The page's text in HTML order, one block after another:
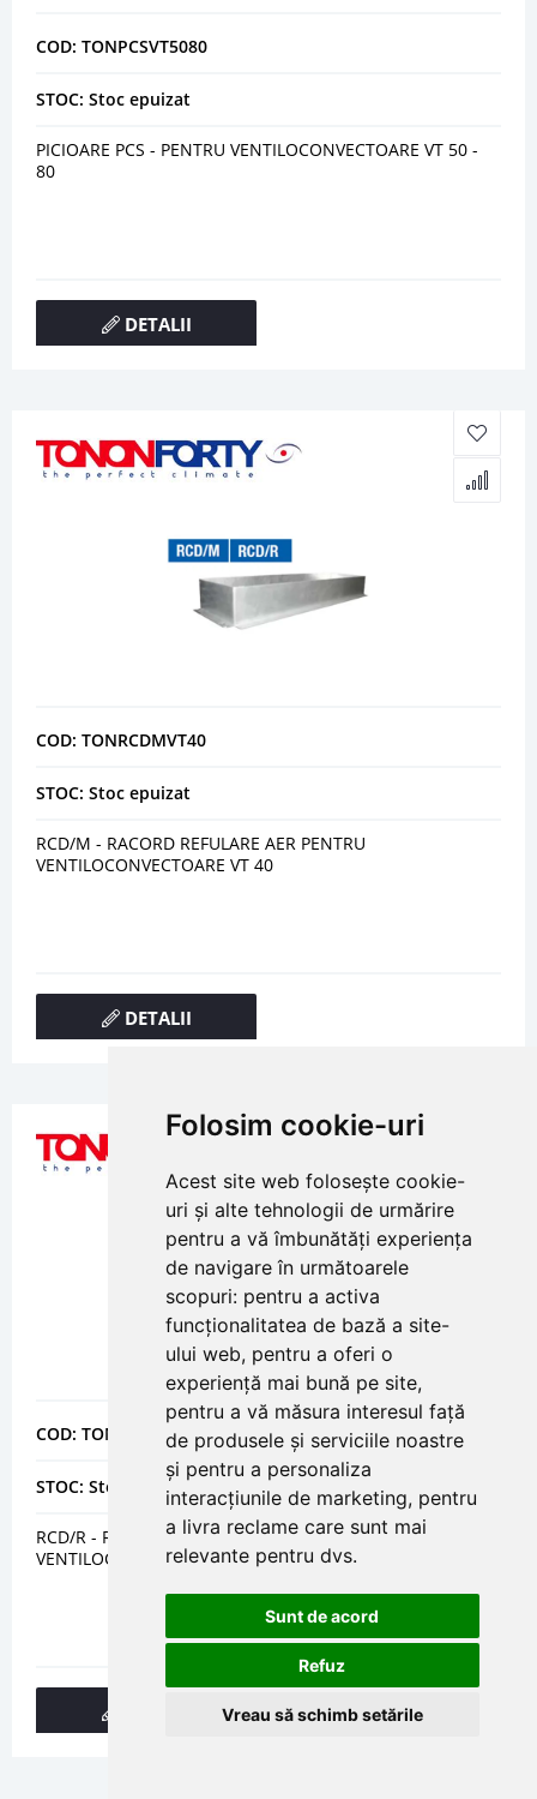
Folosim cookie-uri
Acest site web folosește cookie-
uri și alte tehnologii de urmărire
pentru a vă îmbunătăți experiența
de navigare în următoarele
scopuri: pentru a activa
funcționalitatea de bază a site-
ului web, pentru a oferi o
experiență mai bună pe site,
pentru a vă măsura interesul față
de produsele și serviciile noastre
și pentru a personaliza
interacțiunile de marketing, pentru
a livra reclame care sunt mai
relevante pentru dvs.
Sunt de acord
Refuz
Vreau să schimb setările
COD: TONPCSVT5080
STOC: Stoc epuizat
PICIOARE PCS - PENTRU VENTILOCONVECTOARE VT 50 -
80
DETALII
COD: TONRCDMVT40
STOC: Stoc epuizat
RCD/M - RACORD REFULARE AER PENTRU
VENTILOCONVECTOARE VT 40
DETALII
COD: TONRCDRVT40
STOC: Stoc epuizat
RCD/R - RACORD ABSORBTIE AER PENTRU
VENTILOCONVECTOARE VT 40